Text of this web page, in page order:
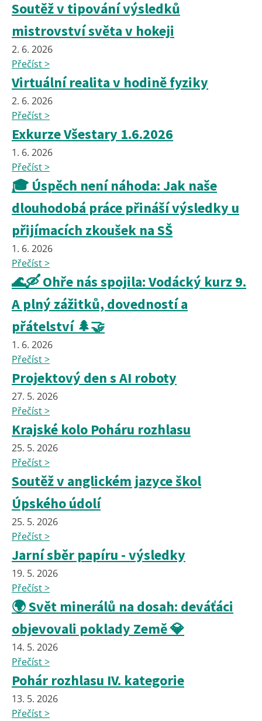
Soutěž v tipování výsledků
mistrovství světa v hokeji
2. 6. 2026
Přečíst >
Virtuální realita v hodině fyziky
2. 6. 2026
Přečíst >
Exkurze Všestary 1.6.2026
1. 6. 2026
Přečíst >
🎓 Úspěch není náhoda: Jak naše
dlouhodobá práce přináší výsledky u
přijímacích zkoušek na SŠ
1. 6. 2026
Přečíst >
🌊🛶 Ohře nás spojila: Vodácký kurz 9.
A plný zážitků, dovedností a
přátelství 🌲🤝
1. 6. 2026
Přečíst >
Projektový den s AI roboty
27. 5. 2026
Přečíst >
Krajské kolo Poháru rozhlasu
25. 5. 2026
Přečíst >
Soutěž v anglickém jazyce škol
Úpského údolí
25. 5. 2026
Přečíst >
Jarní sběr papíru - výsledky
19. 5. 2026
Přečíst >
🌍 Svět minerálů na dosah: deváťáci
objevovali poklady Země 💎
14. 5. 2026
Přečíst >
Pohár rozhlasu IV. kategorie
13. 5. 2026
Přečíst >